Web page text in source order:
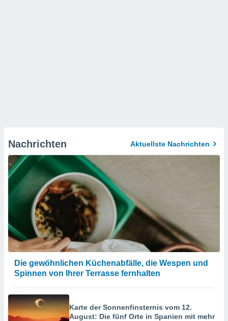
Nachrichten Aktuellste Nachrichten
Die gewöhnlichen Küchenabfälle, die Wespen und
Spinnen von Ihrer Terrasse fernhalten
Karte der Sonnenfinsternis vom 12.
August: Die fünf Orte in Spanien mit mehr